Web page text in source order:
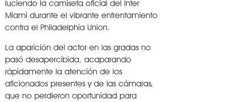
luciendo la camiseta oficial del Inter
Miami durante el vibrante enfrentamiento
contra el Philadelphia Union.
La aparición del actor en las gradas no
pasó desapercibida, acaparando
rápidamente la atención de los
aficionados presentes y de las cámaras,
que no perdieron oportunidad para